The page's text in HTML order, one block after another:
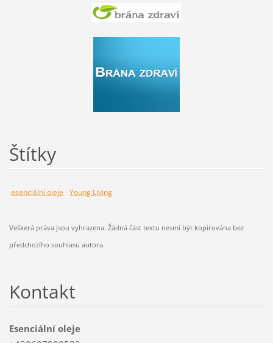
Štítky
esenciální oleje Young Living
Veškerá práva jsou vyhrazena. Žádná část textu nesmí být kopírována bez
předchozího souhlasu autora.
Kontakt
Esenciální oleje